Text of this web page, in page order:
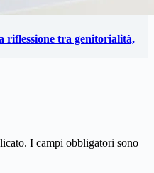
riflessione tra genitorialità,
I campi obbligatori sono